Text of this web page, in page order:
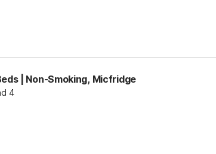
| Non-Smoking, Micfridge
4